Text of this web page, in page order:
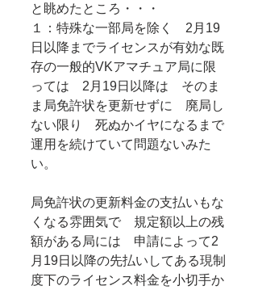
と眺めたところ・・・
１：特殊な一部局を除く　2月19
日以降までライセンスが有効な既
存の一般的VKアマチュア局に限
っては　2月19日以降は　そのま
ま局免許状を更新せずに　廃局し
ない限り　死ぬかイヤになるまで
運用を続けていて問題ないみた
い。
局免許状の更新料金の支払いもな
くなる雰囲気で　規定額以上の残
額がある局には　申請によって2
月19日以降の先払いしてある現制
度下のライセンス料金を小切手か